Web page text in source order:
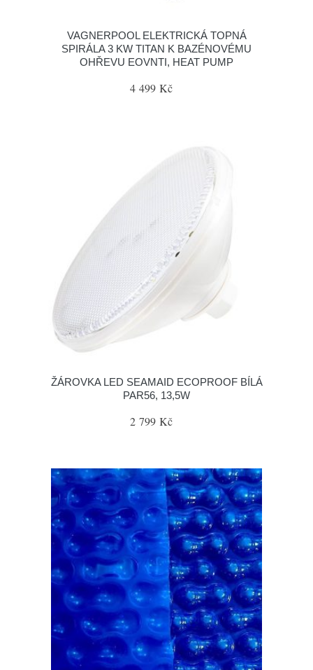
VAGNERPOOL ELEKTRICKÁ TOPNÁ
SPIRÁLA 3 KW TITAN K BAZÉNOVÉMU
OHŘEVU EOVNTI, HEAT PUMP
4 499 Kč
ŽÁROVKA LED SEAMAID ECOPROOF BÍLÁ
PAR56, 13,5W
2 799 Kč